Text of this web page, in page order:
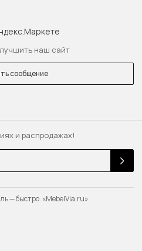
и распродажах!
наш сайт
сообщение
— быстро. «MebelVia.ru»